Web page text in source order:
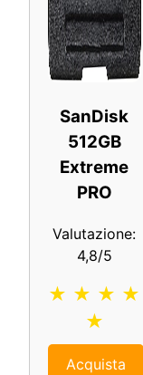
SanDisk
512GB
Extreme
PRO
Valutazione:
4,8/5
★ ★ ★ ★
★
Acquista